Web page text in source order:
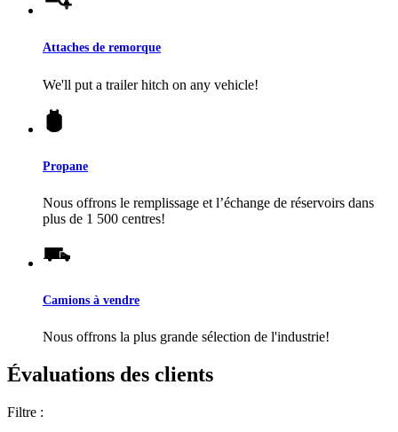
Attaches de remorque
We'll put a trailer hitch on any vehicle!
Propane
Nous offrons le remplissage et l’échange de réservoirs dans
plus de 1 500 centres!
Camions à vendre
Nous offrons la plus grande sélection de l'industrie!
Évaluations des clients
Filtre :